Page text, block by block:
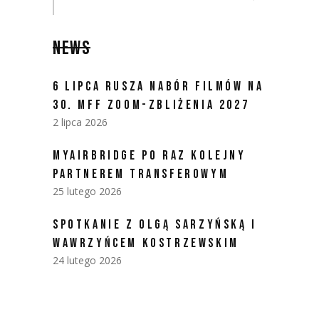
NEWS
6 LIPCA RUSZA NABÓR FILMÓW NA
30. MFF ZOOM-ZBLIŻENIA 2027
2 lipca 2026
MYAIRBRIDGE PO RAZ KOLEJNY
PARTNEREM TRANSFEROWYM
25 lutego 2026
SPOTKANIE Z OLGĄ SARZYŃSKĄ I
WAWRZYŃCEM KOSTRZEWSKIM
24 lutego 2026